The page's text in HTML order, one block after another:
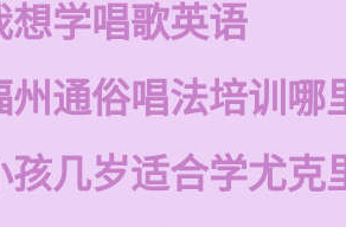
想学唱歌英语
州通俗唱法培训哪
孩几岁适合学尤克